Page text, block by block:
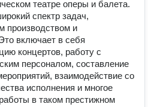
театре оперы и балета.
спектр задач,
производством и
включает в себя
концертов, работу с
персоналом, составление
взаимодействие со
исполнения и многое
в таком престижном